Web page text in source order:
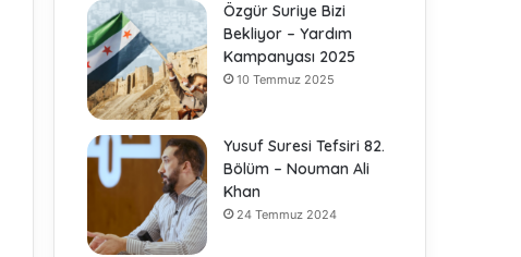
Özgür Suriye Bizi
Bekliyor – Yardım
Kampanyası 2025
10 Temmuz 2025
Yusuf Suresi Tefsiri 82.
Bölüm – Nouman Ali
Khan
24 Temmuz 2024